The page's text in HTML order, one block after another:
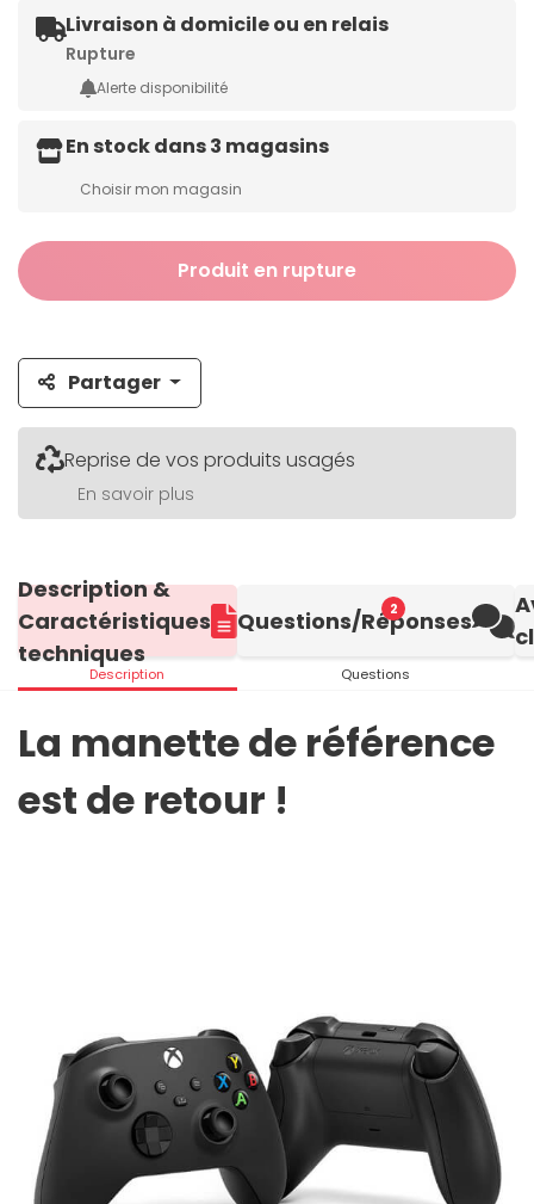
Livraison à domicile ou en relais
Rupture
Alerte disponibilité
En stock dans 3 magasins
Choisir mon magasin
Produit en rupture
Partager
Reprise de vos produits usagés
En savoir plus
Description &
Caractéristiques
techniques
Description
2
Questions/Réponses
Questions
La manette de référence
est de retour !